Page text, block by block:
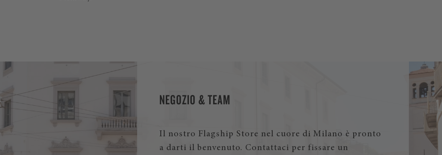
NEGOZIO & TEAM
Il nostro Flagship Store nel cuore di Milano è pronto
a darti il benvenuto. Contattaci per fissare un